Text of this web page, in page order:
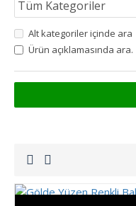
Alt kategoriler içinde ara
Ürün açıklamasında ara.